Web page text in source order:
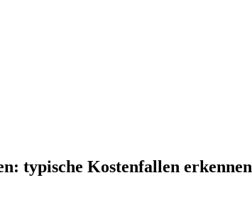
typische Kostenfallen erkennen